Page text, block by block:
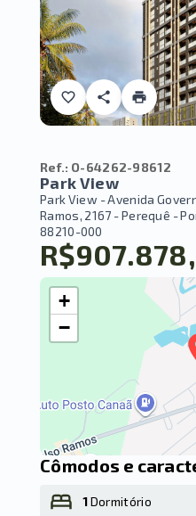
Ref.: O-64262-98612
Park View
Park View -Avenida
Ramos, 2167 - Perequê -
88210-000
+
−
Cômodos e
1Dormitório